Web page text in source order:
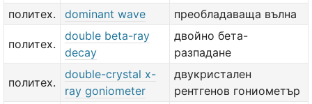
политех.
dominant wave преобладаваща вълна
политех.
double beta-ray
decay
двойно бета-
разпадане
политех.
double-crystal x-
ray goniometer
двукристален
рентгенов гониометър